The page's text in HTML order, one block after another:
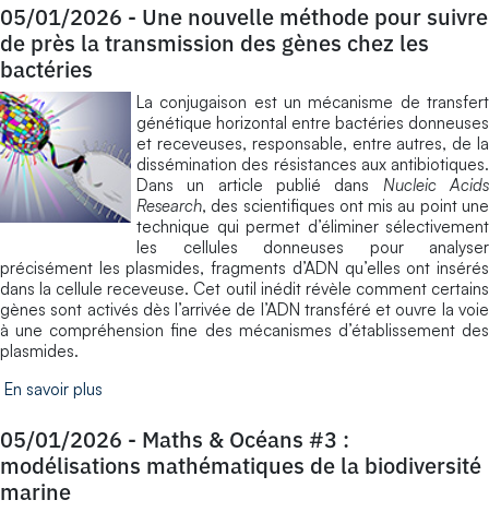
05/01/2026 - Une nouvelle méthode pour suivre
de près la transmission des gènes chez les
bactéries
La conjugaison est un mécanisme de transfert
génétique horizontal entre bactéries donneuses
et receveuses, responsable, entre autres, de la
dissémination des résistances aux antibiotiques.
Dans un article publié dans Nucleic Acids
Research, des scientifiques ont mis au point une
technique qui permet d’éliminer sélectivement
les cellules donneuses pour analyser
précisément les plasmides, fragments d’ADN qu’elles ont insérés
dans la cellule receveuse. Cet outil inédit révèle comment certains
gènes sont activés dès l’arrivée de l’ADN transféré et ouvre la voie
à une compréhension fine des mécanismes d’établissement des
plasmides.
En savoir plus
05/01/2026 - Maths & Océans #3 :
modélisations mathématiques de la biodiversité
marine